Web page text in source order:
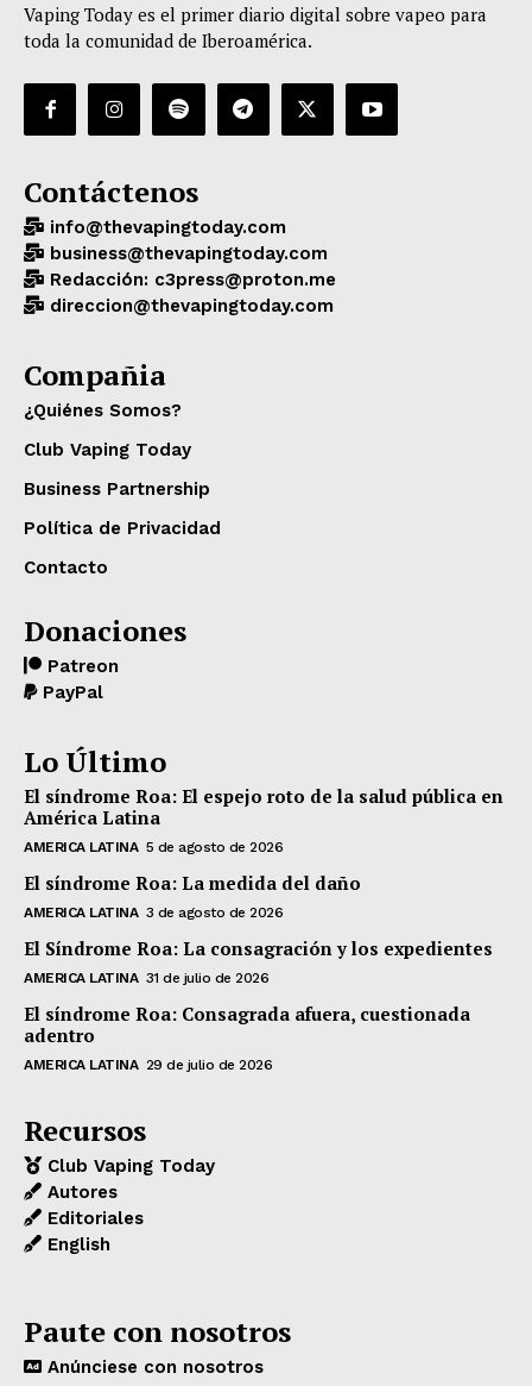
Vaping Today es el primer diario digital sobre vapeo para
toda la comunidad de Iberoamérica.
Contáctenos
info@thevapingtoday.com
business@thevapingtoday.com
Redacción: c3press@proton.me
direccion@thevapingtoday.com
Compañia
¿Quiénes Somos?
Club Vaping Today
Business Partnership
Política de Privacidad
Contacto
Donaciones
Patreon
PayPal
Lo Último
El síndrome Roa: El espejo roto de la salud pública en
América Latina
AMERICA LATINA 5 de agosto de 2026
El síndrome Roa: La medida del daño
AMERICA LATINA 3 de agosto de 2026
El Síndrome Roa: La consagración y los expedientes
AMERICA LATINA 31 de julio de 2026
El síndrome Roa: Consagrada afuera, cuestionada
adentro
AMERICA LATINA 29 de julio de 2026
Recursos
Club Vaping Today
Autores
Editoriales
English
Paute con nosotros
Anúnciese con nosotros